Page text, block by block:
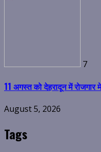
7
11 अगस्त को देहरादून में रोजगार
August 5, 2026
Tags